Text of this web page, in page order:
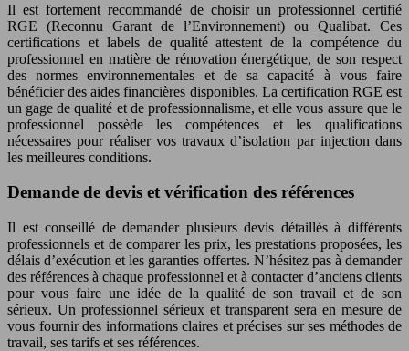
Il est fortement recommandé de choisir un professionnel certifié
RGE (Reconnu Garant de l’Environnement) ou Qualibat. Ces
certifications et labels de qualité attestent de la compétence du
professionnel en matière de rénovation énergétique, de son respect
des normes environnementales et de sa capacité à vous faire
bénéficier des aides financières disponibles. La certification RGE est
un gage de qualité et de professionnalisme, et elle vous assure que le
professionnel possède les compétences et les qualifications
nécessaires pour réaliser vos travaux d’isolation par injection dans
les meilleures conditions.
Demande de devis et vérification des références
Il est conseillé de demander plusieurs devis détaillés à différents
professionnels et de comparer les prix, les prestations proposées, les
délais d’exécution et les garanties offertes. N’hésitez pas à demander
des références à chaque professionnel et à contacter d’anciens clients
pour vous faire une idée de la qualité de son travail et de son
sérieux. Un professionnel sérieux et transparent sera en mesure de
vous fournir des informations claires et précises sur ses méthodes de
travail, ses tarifs et ses références.